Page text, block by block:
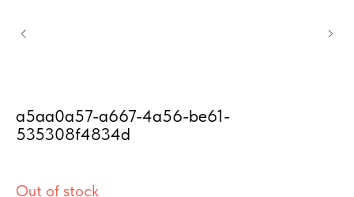
a5aa0a57-a667-4a56-be61-
535308f4834d
Out of stock